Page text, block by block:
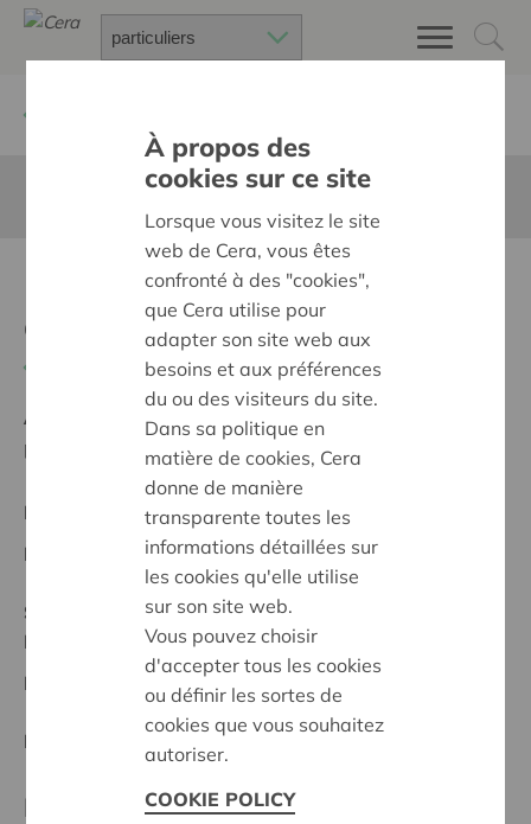
Bewegen, ontdekken,
groeien!
Ambition:
Des quartiers chaleureux et bienveillants
pour tous
Projet régional
Date de début:06/05/2026
Statut:
Mechelen - Klein-Brabant
Date de décision: 06/05/2026
Décision: Approuvé
Partenaire
À propos des
cookies sur ce site
Lorsque vous visitez le site
web de Cera, vous êtes
confronté à des "cookies",
que Cera utilise pour
adapter son site web aux
besoins et aux préférences
du ou des visiteurs du site.
Dans sa politique en
matière de cookies, Cera
donne de manière
transparente toutes les
informations détaillées sur
les cookies qu'elle utilise
sur son site web.
Vous pouvez choisir
d'accepter tous les cookies
ou définir les sortes de
cookies que vous souhaitez
autoriser.
COOKIE POLICY